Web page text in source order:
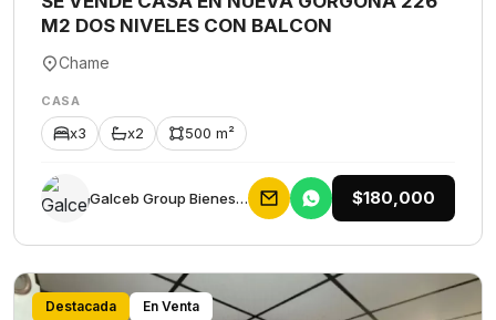
M2 DOS NIVELES CON BALCON
Chame
CASA
x3 x2 500 m²
Galceb Group Bienes Raices $180,000
Destacada En Venta